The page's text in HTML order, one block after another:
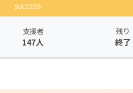
SUCCESS
支援者
147人
残り
終了